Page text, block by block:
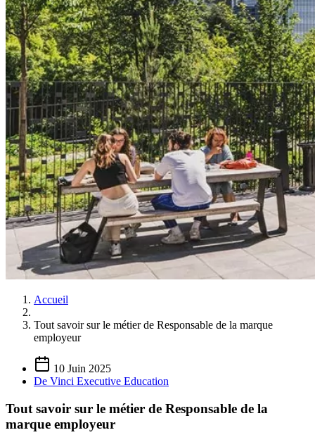
Accueil
Tout savoir sur le métier de Responsable de la marque
employeur
10 Juin 2025
De Vinci Executive Education
Tout savoir sur le métier de Responsable de la
marque employeur